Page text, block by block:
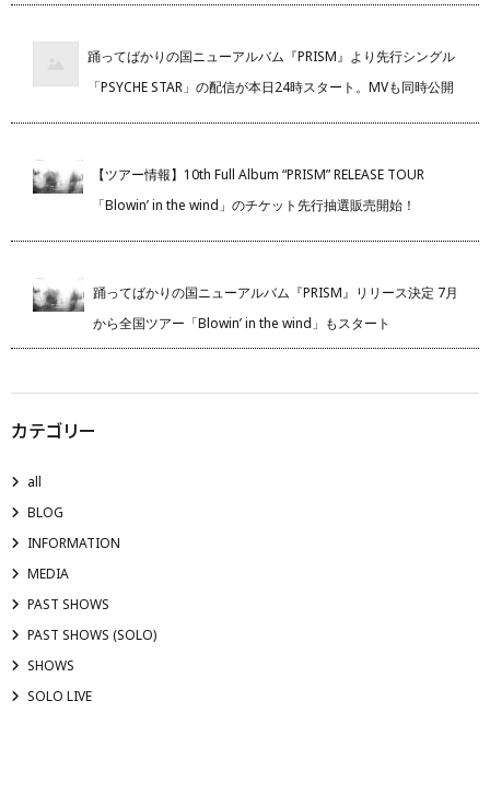
踊ってばかりの国ニューアルバム『PRISM』より先行シングル
「PSYCHE STAR」の配信が本日24時スタート。MVも同時公開
【ツアー情報】10th Full Album “PRISM” RELEASE TOUR
「Blowin’ in the wind」のチケット先行抽選販売開始！
踊ってばかりの国ニューアルバム『PRISM』リリース決定 7月
から全国ツアー「Blowin’ in the wind」もスタート
カテゴリー
all
BLOG
INFORMATION
MEDIA
PAST SHOWS
PAST SHOWS (SOLO)
SHOWS
SOLO LIVE